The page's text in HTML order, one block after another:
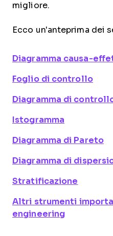
migliore.
Ecco un'anteprima dei
Diagramma causa-
Foglio di controllo
Diagramma di
Istogramma
Diagramma di Pareto
Diagramma di
Stratificazione
Altri strumenti
engineering